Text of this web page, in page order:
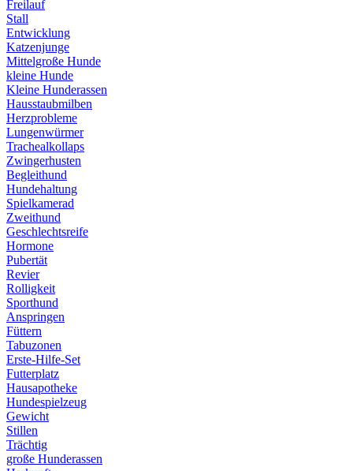
Freilauf
Stall
Entwicklung
Katzenjunge
Mittelgroße Hunde
kleine Hunde
Kleine Hunderassen
Hausstaubmilben
Herzprobleme
Lungenwürmer
Trachealkollaps
Zwingerhusten
Begleithund
Hundehaltung
Spielkamerad
Zweithund
Geschlechtsreife
Hormone
Pubertät
Revier
Rolligkeit
Sporthund
Anspringen
Füttern
Tabuzonen
Erste-Hilfe-Set
Futterplatz
Hausapotheke
Hundespielzeug
Gewicht
Stillen
Trächtig
große Hunderassen